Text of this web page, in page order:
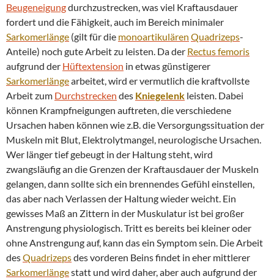
Beugeneigungdurchzustrecken, was viel Kraftausdauer
fordert und die Fähigkeit, auch im Bereich minimaler
Sarkomerlänge (gilt für die monoartikulären Quadrizeps-
Anteile) noch gute Arbeit zu leisten. Da der Rectus femoris
aufgrund der Hüftextension in etwas günstigerer
Sarkomerlängearbeitet, wird er vermutlich die kraftvollste
Arbeit zum Durchstrecken des Kniegelenk leisten. Dabei
können Krampfneigungen auftreten, die verschiedene
Ursachen haben können wie z.B. die Versorgungssituation der
Muskeln mit Blut, Elektrolytmangel, neurologische Ursachen.
Wer länger tief gebeugt in der Haltung steht, wird
zwangsläufig an die Grenzen der Kraftausdauer der Muskeln
gelangen, dann sollte sich ein brennendes Gefühl einstellen,
das aber nach Verlassen der Haltung wieder weicht. Ein
gewisses Maß an Zittern in der Muskulatur ist bei großer
Anstrengung physiologisch. Tritt es bereits bei kleiner oder
ohne Anstrengung auf, kann das ein Symptom sein. Die Arbeit
desQuadrizepsdes vorderen Beins findet in eher mittlerer
Sarkomerlängestatt und wird daher, aber auch aufgrund der